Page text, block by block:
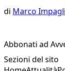
di Marco
Abbonati ad
Sezioni del sito